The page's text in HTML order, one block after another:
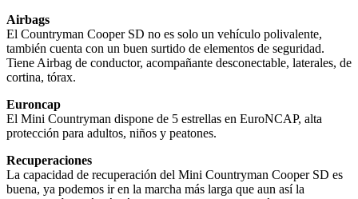
Airbags
El Countryman Cooper SD no es solo un vehículo polivalente,
también cuenta con un buen surtido de elementos de seguridad.
Tiene Airbag de conductor, acompañante desconectable, laterales, de
cortina, tórax.
Euroncap
El Mini Countryman dispone de 5 estrellas en EuroNCAP, alta
protección para adultos, niños y peatones.
Recuperaciones
La capacidad de recuperación del Mini Countryman Cooper SD es
buena, ya podemos ir en la marcha más larga que aun así la